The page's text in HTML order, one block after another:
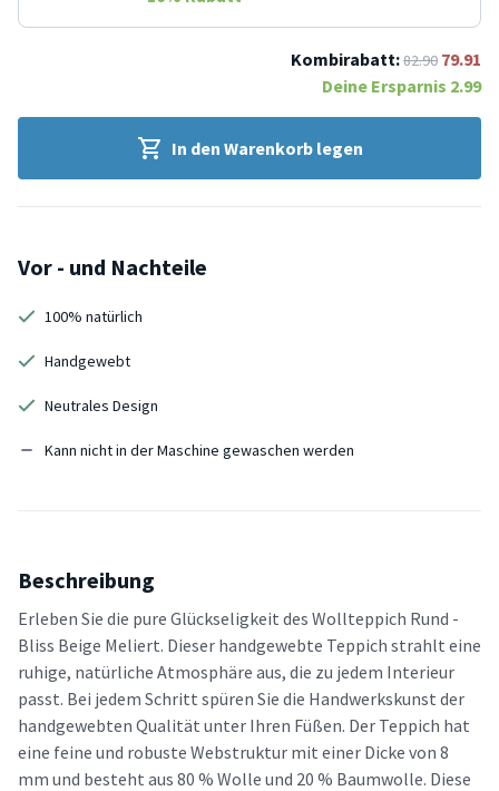
Kombirabatt:82.90 79.91
Deine Ersparnis 2.99
In den Warenkorb legen
Vor - und Nachteile
100% natürlich
Handgewebt
Neutrales Design
Kann nicht in der Maschine gewaschen werden
Beschreibung
Erleben Sie die pure Glückseligkeit des Wollteppich Rund -
Bliss Beige Meliert. Dieser handgewebte Teppich strahlt eine
ruhige, natürliche Atmosphäre aus, die zu jedem Interieur
passt. Bei jedem Schritt spüren Sie die Handwerkskunst der
handgewebten Qualität unter Ihren Füßen. Der Teppich hat
eine feine und robuste Webstruktur mit einer Dicke von 8
mm und besteht aus 80 % Wolle und 20 % Baumwolle. Diese